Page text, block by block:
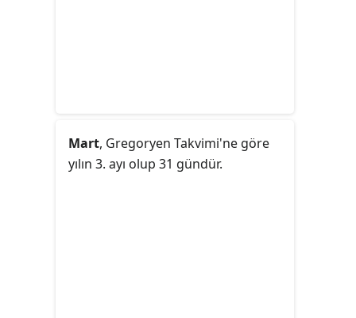
Mart, Gregoryen Takvimi'ne göre
yılın 3. ayı olup 31 gündür.